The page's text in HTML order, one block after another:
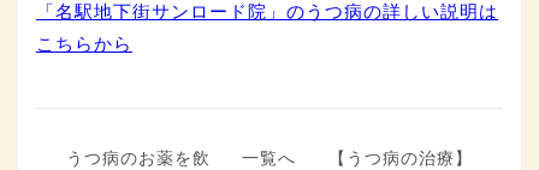
「名駅地下街サンロード院」のうつ病の詳しい説明は
こちらから
うつ病のお薬を飲
一覧へ
【うつ病の治療】